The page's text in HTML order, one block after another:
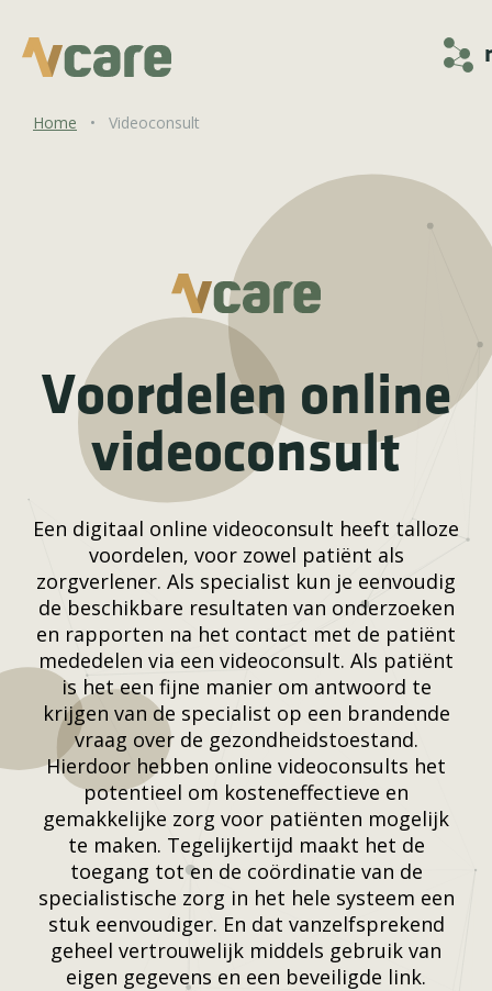
Home • Videoconsult
Voordelen online
videoconsult
Een digitaal online videoconsult heeft talloze
voordelen, voor zowel patiënt als
zorgverlener. Als specialist kun je eenvoudig
de beschikbare resultaten van onderzoeken
en rapporten na het contact met de patiënt
mededelen via een videoconsult. Als patiënt
is het een fijne manier om antwoord te
krijgen van de specialist op een brandende
vraag over de gezondheidstoestand.
Hierdoor hebben online videoconsults het
potentieel om kosteneffectieve en
gemakkelijke zorg voor patiënten mogelijk
te maken. Tegelijkertijd maakt het de
toegang tot en de coördinatie van de
specialistische zorg in het hele systeem een
stuk eenvoudiger. En dat vanzelfsprekend
geheel vertrouwelijk middels gebruik van
eigen gegevens en een beveiligde link.